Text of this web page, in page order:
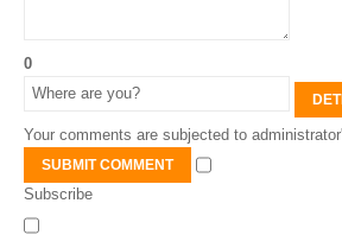
0
Your comments are subjected to
SUBMIT COMMENT
Subscribe